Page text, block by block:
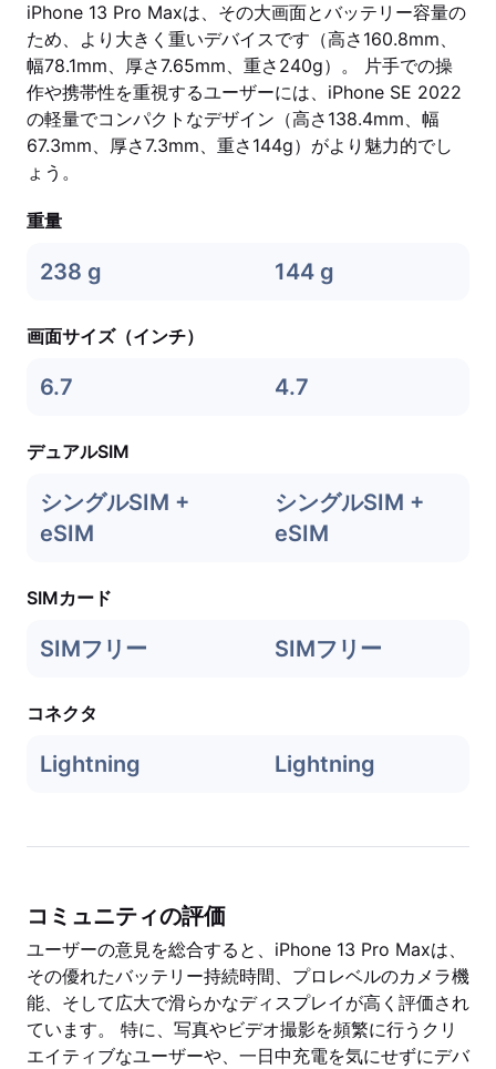
iPhone 13 Pro Maxは、その大画面とバッテリー容量の
ため、より大きく重いデバイスです（高さ160.8mm、
幅78.1mm、厚さ7.65mm、重さ240g）。 片手での操
作や携帯性を重視するユーザーには、iPhone SE 2022
の軽量でコンパクトなデザイン（高さ138.4mm、幅
67.3mm、厚さ7.3mm、重さ144g）がより魅力的でし
ょう。
重量
238 g 144 g
画面サイズ（インチ）
6.7 4.7
デュアルSIM
シングルSIM +
eSIM
シングルSIM +
eSIM
SIMカード
SIMフリー SIMフリー
コネクタ
Lightning Lightning
コミュニティの評価
ユーザーの意見を総合すると、iPhone 13 Pro Maxは、
その優れたバッテリー持続時間、プロレベルのカメラ機
能、そして広大で滑らかなディスプレイが高く評価され
ています。 特に、写真やビデオ撮影を頻繁に行うクリ
エイティブなユーザーや、一日中充電を気にせずにデバ